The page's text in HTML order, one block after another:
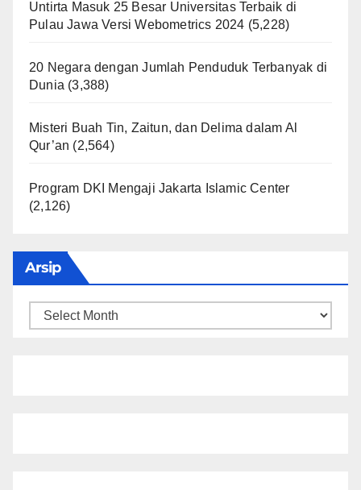
Untirta Masuk 25 Besar Universitas Terbaik di
Pulau Jawa Versi Webometrics 2024 (5,228)
20 Negara dengan Jumlah Penduduk Terbanyak di
Dunia (3,388)
Misteri Buah Tin, Zaitun, dan Delima dalam Al
Qur’an (2,564)
Program DKI Mengaji Jakarta Islamic Center
(2,126)
Arsip
Arsip